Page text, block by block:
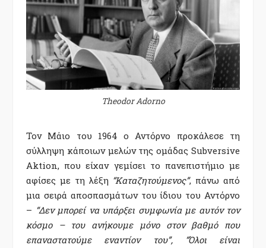
Theodor Adorno
Τον Μάιο του 1964 ο Αντόρνο προκάλεσε τη
σύλληψη κάποιων μελών της ομάδας Subversive
Aktion, που είχαν γεμίσει το πανεπιστήμιο με
αφίσες με τη λέξη “Καταζητούμενος”, πάνω από
μια σειρά αποσπασμάτων του ίδιου του Αντόρνο
– “Δεν μπορεί να υπάρξει συμφωνία με αυτόν τον
κόσμο – του ανήκουμε μόνο στον βαθμό που
επαναστατούμε εναντίον του”, “Όλοι είναι